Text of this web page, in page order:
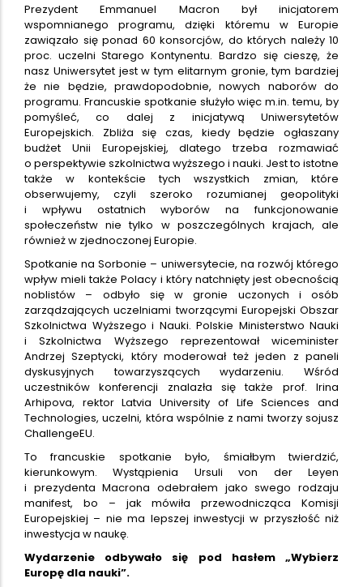
Prezydent Emmanuel Macron był inicjatorem
wspomnianego programu, dzięki któremu w Europie
zawiązało się ponad 60 konsorcjów, do których należy 10
proc. uczelni Starego Kontynentu. Bardzo się cieszę, że
nasz Uniwersytet jest w tym elitarnym gronie, tym bardziej
że nie będzie, prawdopodobnie, nowych naborów do
programu. Francuskie spotkanie służyło więc m.in. temu, by
pomyśleć, co dalej z inicjatywą Uniwersytetów
Europejskich. Zbliża się czas, kiedy będzie ogłaszany
budżet Unii Europejskiej, dlatego trzeba rozmawiać
o perspektywie szkolnictwa wyższego i nauki. Jest to istotne
także w kontekście tych wszystkich zmian, które
obserwujemy, czyli szeroko rozumianej geopolityki
i wpływu ostatnich wyborów na funkcjonowanie
społeczeństw nie tylko w poszczególnych krajach, ale
również w zjednoczonej Europie.
Spotkanie na Sorbonie – uniwersytecie, na rozwój którego
wpływ mieli także Polacy i który natchnięty jest obecnością
noblistów – odbyło się w gronie uczonych i osób
zarządzających uczelniami tworzącymi Europejski Obszar
Szkolnictwa Wyższego i Nauki. Polskie Ministerstwo Nauki
i Szkolnictwa Wyższego reprezentował wiceminister
Andrzej Szeptycki, który moderował też jeden z paneli
dyskusyjnych towarzyszących wydarzeniu. Wśród
uczestników konferencji znalazła się także prof. Irina
Arhipova, rektor Latvia University of Life Sciences and
Technologies, uczelni, która wspólnie z nami tworzy sojusz
ChallengeEU.
To francuskie spotkanie było, śmiałbym twierdzić,
kierunkowym. Wystąpienia Ursuli von der Leyen
i prezydenta Macrona odebrałem jako swego rodzaju
manifest, bo – jak mówiła przewodnicząca Komisji
Europejskiej – nie ma lepszej inwestycji w przyszłość niż
inwestycja w naukę.
Wydarzenie odbywało się pod hasłem „Wybierz
Europę dla nauki”.